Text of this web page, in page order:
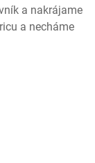
a nakrájame
a necháme